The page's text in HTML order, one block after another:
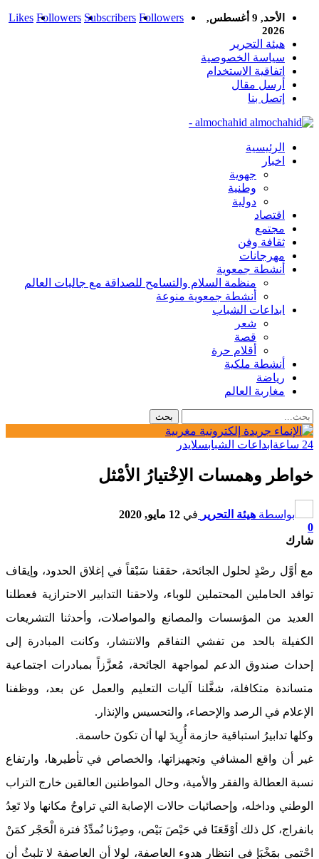
Likes Followers Subscribers Followers
الأحد, 9 أغسطس,
2026
هيئة التحرير
سياسة الخصوصية
اتفاقية الاستخدام
أرسل مقال
إتصل بنا
almochahid -
الرئيسية
اخبار
جهوية
وطنية
دولية
اقتصاد
مجتمع
ثقافة وفن
مهرجانات
أنشطة جمعوية
منظمة السلام والتسامح للصداقة مع جاليات العالم
أنشطة جمعوية منوعة
ابداعات الشباب
شعر
قصة
أقلام حرة
أنشطة ملكية
رياضة
مغاربة العالم
24 ساعة ابداعات الشبابسلايدر
خواطر وهمسات الاِخْتيارُ الأمْثل
بواسطة هيئة التحرير في 12 مايو, 2020
0
شارك
مع أوَّل رصْدٍ لحلول الجائحة، حققنا سَبْقاً في إغلاق الحدود، وإيقاف
توافد الحاملين المحتملين للوباء، ولاحقنا التدابير الاحترازية فعطلنا
العديد من المؤسسات والمصانع والمواصلات، وأحدثنا التشريعات
الكفيلة بالحد من تفشي التفاقم والانتشار، وكانت المبادرة إلى
إحداث صندوق الدعم لمواجهة الجائحة، مُعزَّزاً بمبادرات اجتماعية
متساندة متكافلة، شغَّلنا آليات التعليم والعمل عن بعد، ووظفنا
الإعلام في الرصد والإحصاء، والتحسيس والإنذار.
وكلها تدابيرُ استباقية حازمة أُرِيدَ لها أن تكونَ حاسمة.
غير أن واقع المشافي وتجهيزاتها، والخصاص في تأطيرها، وارتفاع
نسبة العطالة والفقر والأمية، وحال المواطنين العالقين خارج التراب
الوطني وداخله، وإحصائيات حالات الإصابة التي تراوحُ مكانها ولا تَعِدُ
بانفراج، كل ذلك أوْقَعَنَا في حَيْصَ بَيْص، وصِرْنا نُمدِّدُ فترة الْحَجْر كمَنْ
احْتمى بِمَخْبَإٍ في انتظار هدوء العاصفة، لولا أن العاصفة لا تلبثُ أن